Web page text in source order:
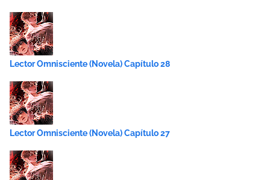
Lector Omnisciente (Novela) Capítulo 28
Lector Omnisciente (Novela) Capítulo 27